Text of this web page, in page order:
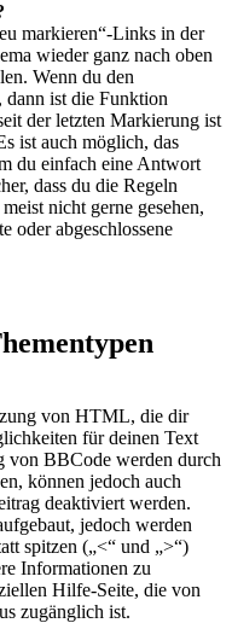
markieren“-Links in der
wieder ganz nach oben
Wenn du den
dann ist die Funktion
der letzten Markierung ist
ist auch möglich, das
du einfach eine Antwort
dass du die Regeln
nicht gerne gesehen,
oder abgeschlossene
von HTML, die dir
für deinen Text
von BBCode werden durch
können jedoch auch
deaktiviert werden.
jedoch werden
spitzen („<“ und „>“)
Informationen zu
Hilfe-Seite, die von
zugänglich ist.